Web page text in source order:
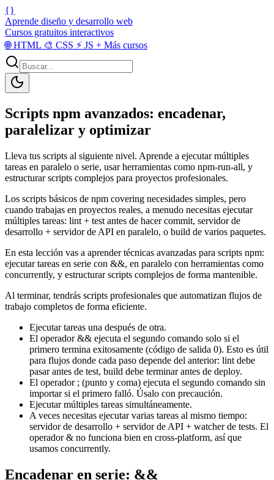
{}
Aprende diseño y desarrollo web
Cursos gratuitos interactivos
🌐HTML 🎨 CSS ⚡ JS + Más cursos
Scripts npm avanzados: encadenar,
paralelizar y optimizar
Lleva tus scripts al siguiente nivel. Aprende a ejecutar múltiples
tareas en paralelo o serie, usar herramientas como npm-run-all, y
estructurar scripts complejos para proyectos profesionales.
Los scripts básicos de npm covering necesidades simples, pero
cuando trabajas en proyectos reales, a menudo necesitas ejecutar
múltiples tareas: lint + test antes de hacer commit, servidor de
desarrollo + servidor de API en paralelo, o build de varios paquetes.
En esta lección vas a aprender técnicas avanzadas para scripts npm:
ejecutar tareas en serie con &&, en paralelo con herramientas como
concurrently, y estructurar scripts complejos de forma mantenible.
Al terminar, tendrás scripts profesionales que automatizan flujos de
trabajo completos de forma eficiente.
Ejecutar tareas una después de otra.
El operador && ejecuta el segundo comando solo si el
primero termina exitosamente (código de salida 0). Esto es útil
para flujos donde cada paso depende del anterior: lint debe
pasar antes de test, build debe terminar antes de deploy.
El operador ; (punto y coma) ejecuta el segundo comando sin
importar si el primero falló. Úsalo con precaución.
Ejecutar múltiples tareas simultáneamente.
A veces necesitas ejecutar varias tareas al mismo tiempo:
servidor de desarrollo + servidor de API + watcher de tests. El
operador & no funciona bien en cross-platform, así que
usamos concurrently.
Encadenar en serie: &&